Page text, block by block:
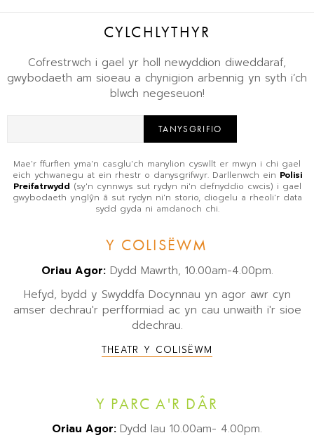
CYLCHLYTHYR
Cofrestrwch i gael yr holl newyddion diweddaraf,
gwybodaeth am sioeau a chynigion arbennig yn syth i’ch
blwch negeseuon!
TANYSGRIFIO
Mae'r ffurflen yma'n casglu'ch manylion cyswllt er mwyn i chi gael
eich ychwanegu at ein rhestr o danysgrifwyr. Darllenwch ein Polisi
Preifatrwydd (sy'n cynnwys sut rydyn ni'n defnyddio cwcis) i gael
gwybodaeth ynglŷn â sut rydyn ni'n storio, diogelu a rheoli'r data
sydd gyda ni amdanoch chi.
Y COLISËWM
Oriau Agor:Dydd Mawrth, 10.00am-4.00pm.
Hefyd, bydd y Swyddfa Docynnau yn agor awr cyn
amser dechrau'r perfformiad ac yn cau unwaith i'r sioe
ddechrau.
THEATR Y COLISËWM
Y PARC A'R DÂR
Oriau Agor: Dydd Iau 10.00am- 4.00pm.